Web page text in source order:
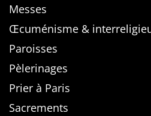
Messes
Œcuménisme &
Paroisses
Pèlerinages
Prier à Paris
Sacrements